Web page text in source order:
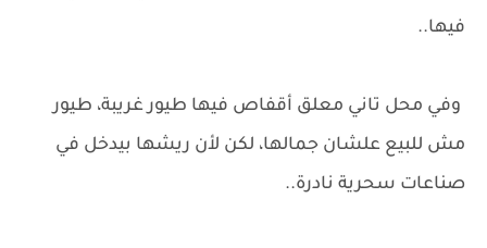
فيها..
وفي محل تاني معلق أقفاص فيها طيور غريبة، طيور
مش للبيع علشان جمالها، لكن لأن ريشها بيدخل في
صناعات سحرية نادرة..